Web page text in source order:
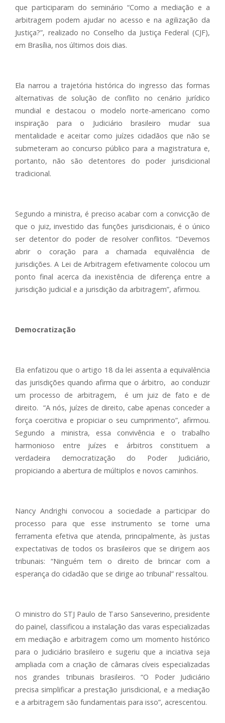
que participaram do seminário “Como a mediação e a
arbitragem podem ajudar no acesso e na agilização da
Justiça?”, realizado no Conselho da Justiça Federal (CJF),
em Brasília, nos últimos dois dias.
Ela narrou a trajetória histórica do ingresso das formas
alternativas de solução de conflito no cenário jurídico
mundial e destacou o modelo norte-americano como
inspiração para o Judiciário brasileiro mudar sua
mentalidade e aceitar como juízes cidadãos que não se
submeteram ao concurso público para a magistratura e,
portanto, não são detentores do poder jurisdicional
tradicional.
Segundo a ministra, é preciso acabar com a convicção de
que o juiz, investido das funções jurisdicionais, é o único
ser detentor do poder de resolver conflitos. “Devemos
abrir o coração para a chamada equivalência de
jurisdições. A Lei de Arbitragem efetivamente colocou um
ponto final acerca da inexistência de diferença entre a
jurisdição judicial e a jurisdição da arbitragem”, afirmou.
Democratização
Ela enfatizou que o artigo 18 da lei assenta a equivalência
das jurisdições quando afirma que o árbitro, ao conduzir
um processo de arbitragem, é um juiz de fato e de
direito. “A nós, juízes de direito, cabe apenas conceder a
força coercitiva e propiciar o seu cumprimento”, afirmou.
Segundo a ministra, essa convivência e o trabalho
harmonioso entre juízes e árbitros constituem a
verdadeira democratização do Poder Judiciário,
propiciando a abertura de múltiplos e novos caminhos.
Nancy Andrighi convocou a sociedade a participar do
processo para que esse instrumento se torne uma
ferramenta efetiva que atenda, principalmente, às justas
expectativas de todos os brasileiros que se dirigem aos
tribunais: “Ninguém tem o direito de brincar com a
esperança do cidadão que se dirige ao tribunal” ressaltou.
O ministro do STJ Paulo de Tarso Sanseverino, presidente
do painel, classificou a instalação das varas especializadas
em mediação e arbitragem como um momento histórico
para o Judiciário brasileiro e sugeriu que a inciativa seja
ampliada com a criação de câmaras cíveis especializadas
nos grandes tribunais brasileiros. “O Poder Judiciário
precisa simplificar a prestação jurisdicional, e a mediação
e a arbitragem são fundamentais para isso”, acrescentou.